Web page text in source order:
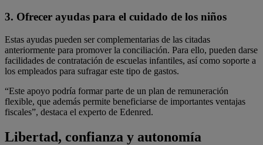
3. Ofrecer ayudas para el cuidado de los niños
Estas ayudas pueden ser complementarias de las citadas
anteriormente para promover la conciliación. Para ello, pueden darse
facilidades de contratación de escuelas infantiles, así como soporte a
los empleados para sufragar este tipo de gastos.
“Este apoyo podría formar parte de un plan de remuneración
flexible, que además permite beneficiarse de importantes ventajas
fiscales”, destaca el experto de Edenred.
Libertad, confianza y autonomía